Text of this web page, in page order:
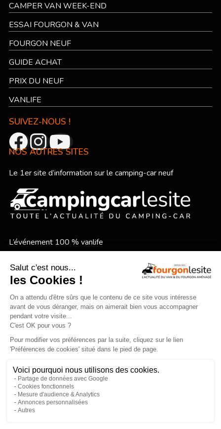
CAMPER VAN WEEK-END
ESSAI FOURGON & VAN
FOURGON NEUF
GUIDE ACHAT
PRIX DU NEUF
VANLIFE
SUIVEZ-NOUS !
NOS AUTRES SITES
Le 1er site d’information sur le camping-car neuf
L’événement 100 % vanlife
Le festival vanlife en bord de mer
Qui sommes-nous ?
Mentions légales